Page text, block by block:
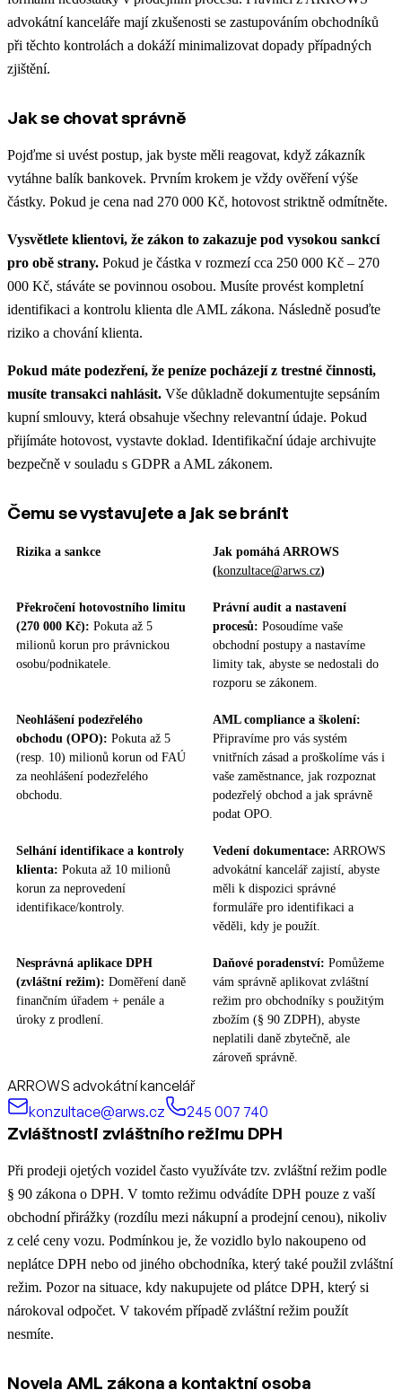
advokátní kanceláře mají zkušenosti se zastupováním obchodníků
při těchto kontrolách a dokáží minimalizovat dopady případných
zjištění.
Jak se chovat správně
Pojďme si uvést postup, jak byste měli reagovat, když zákazník
vytáhne balík bankovek. Prvním krokem je vždy ověření výše
částky. Pokud je cena nad 270 000 Kč, hotovost striktně odmítněte.
Vysvětlete klientovi, že zákon to zakazuje pod vysokou sankcí
pro obě strany. Pokud je částka v rozmezí cca 250 000 Kč – 270
000 Kč, stáváte se povinnou osobou. Musíte provést kompletní
identifikaci a kontrolu klienta dle AML zákona. Následně posuďte
riziko a chování klienta.
Pokud máte podezření, že peníze pocházejí z trestné činnosti,
musíte transakci nahlásit. Vše důkladně dokumentujte sepsáním
kupní smlouvy, která obsahuje všechny relevantní údaje. Pokud
přijímáte hotovost, vystavte doklad. Identifikační údaje archivujte
bezpečně v souladu s GDPR a AML zákonem.
Čemu se vystavujete a jak se bránit
Rizika a sankce
Jak pomáhá ARROWS
(konzultace@arws.cz)
Překročení hotovostního limitu
(270 000 Kč): Pokuta až 5
milionů korun pro právnickou
osobu/podnikatele.
Právní audit a nastavení
procesů: Posoudíme vaše
obchodní postupy a nastavíme
limity tak, abyste se nedostali do
rozporu se zákonem.
Neohlášení podezřelého
obchodu (OPO): Pokuta až 5
(resp. 10) milionů korun od FAÚ
za neohlášení podezřelého
obchodu.
AML compliance a školení:
Připravíme pro vás systém
vnitřních zásad a proškolíme vás i
vaše zaměstnance, jak rozpoznat
podezřelý obchod a jak správně
podat OPO.
Selhání identifikace a kontroly
klienta: Pokuta až 10 milionů
korun za neprovedení
identifikace/kontroly.
Vedení dokumentace: ARROWS
advokátní kancelář zajistí, abyste
měli k dispozici správné
formuláře pro identifikaci a
věděli, kdy je použít.
Nesprávná aplikace DPH
(zvláštní režim): Doměření daně
finančním úřadem + penále a
úroky z prodlení.
Daňové poradenství: Pomůžeme
vám správně aplikovat zvláštní
režim pro obchodníky s použitým
zbožím (§ 90 ZDPH), abyste
neplatili daně zbytečně, ale
zároveň správně.
ARROWS advokátní kancelář
konzultace@arws.cz
245 007 740
Zvláštnosti zvláštního režimu DPH
Při prodeji ojetých vozidel často využíváte tzv. zvláštní režim podle
§ 90 zákona o DPH. V tomto režimu odvádíte DPH pouze z vaší
obchodní přirážky (rozdílu mezi nákupní a prodejní cenou), nikoliv
z celé ceny vozu. Podmínkou je, že vozidlo bylo nakoupeno od
neplátce DPH nebo od jiného obchodníka, který také použil zvláštní
režim. Pozor na situace, kdy nakupujete od plátce DPH, který si
nárokoval odpočet. V takovém případě zvláštní režim použít
nesmíte.
Novela AML zákona a kontaktní osoba